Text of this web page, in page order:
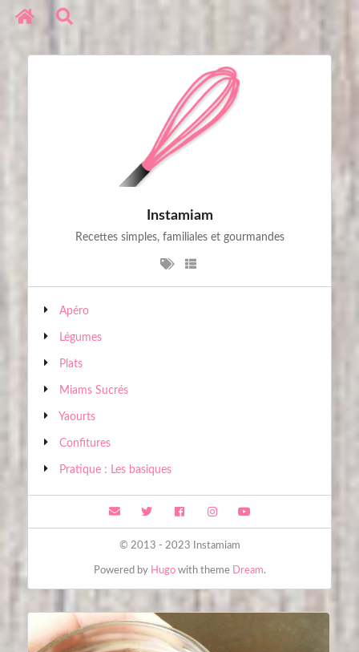
Instamiam
Recettes simples, familiales et gourmandes
Apéro
Légumes
Plats
Miams Sucrés
Yaourts
Confitures
Pratique : Les basiques
© 2013 - 2023 Instamiam
Powered by Hugowith theme Dream.
Réseaux sociaux